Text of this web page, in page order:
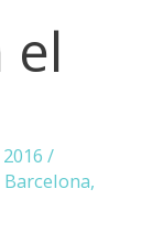
el
/
Barcelona,